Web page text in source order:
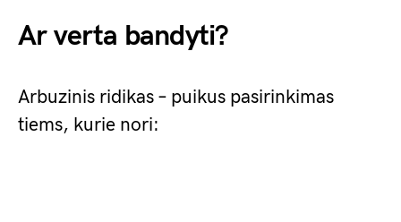
Ar verta bandyti?
Arbuzinis ridikas – puikus pasirinkimas
tiems, kurie nori: